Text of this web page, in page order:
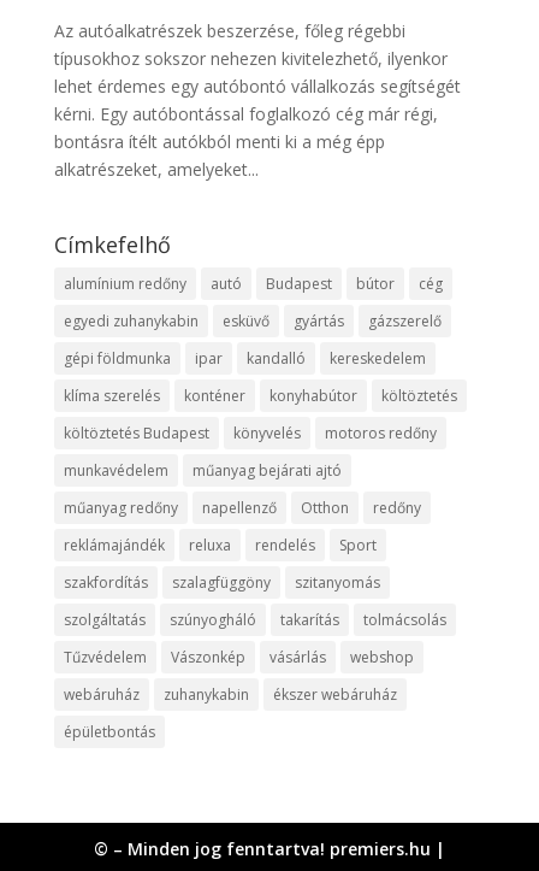
Az autóalkatrészek beszerzése, főleg régebbi
típusokhoz sokszor nehezen kivitelezhető, ilyenkor
lehet érdemes egy autóbontó vállalkozás segítségét
kérni. Egy autóbontással foglalkozó cég már régi,
bontásra ítélt autókból menti ki a még épp
alkatrészeket, amelyeket...
Címkefelhő
alumínium redőny autó Budapest bútor
cég
egyedi zuhanykabin
esküvő gyártás
gázszerelő
gépi földmunka
ipar kandalló
kereskedelem
klíma szerelés
konténer konyhabútor
költöztetés
költöztetés Budapest
könyvelés
motoros redőny
munkavédelem
műanyag bejárati ajtó
műanyag redőny
napellenző Otthon
redőny
reklámajándék
reluxa rendelés
Sport
szakfordítás
szalagfüggöny
szitanyomás
szolgáltatás
szúnyogháló takarítás
tolmácsolás
Tűzvédelem
Vászonkép vásárlás
webshop
webáruház
zuhanykabin
ékszer webáruház
épületbontás
© – Minden jog fenntartva! premiers.hu |